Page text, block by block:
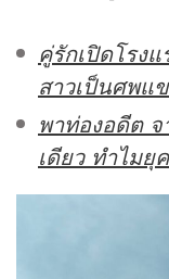
คู่รักเปิดโรง
สาวเป็นศพแ
พาท่องอดีต จ
เดียว ทำไมยุ